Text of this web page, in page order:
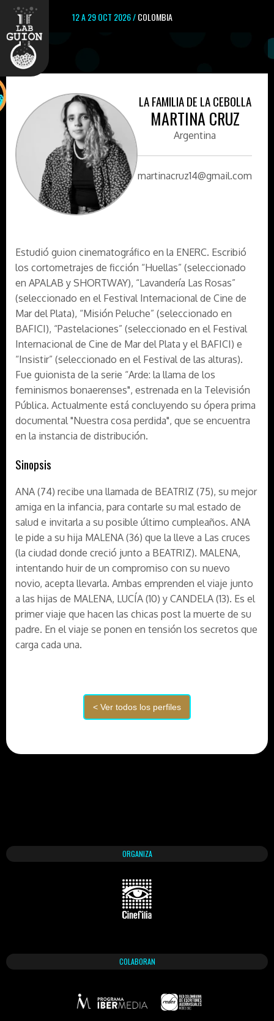
12 A 29 OCT 2026 /COLOMBIA
LA FAMILIA DE LA CEBOLLA
MARTINA CRUZ
Argentina
martinacruz14@gmail.com
Estudió guion cinematográfico en la ENERC. Escribió
los cortometrajes de ficción “Huellas” (seleccionado
en APALAB y SHORTWAY), “Lavandería Las Rosas”
(seleccionado en el Festival Internacional de Cine de
Mar del Plata), “Misión Peluche” (seleccionado en
BAFICI), “Pastelaciones” (seleccionado en el Festival
Internacional de Cine de Mar del Plata y el BAFICI) e
“Insistir” (seleccionado en el Festival de las alturas).
Fue guionista de la serie “Arde: la llama de los
feminismos bonaerenses", estrenada en la Televisión
Pública. Actualmente está concluyendo su ópera prima
documental "Nuestra cosa perdida", que se encuentra
en la instancia de distribución.
Sinopsis
ANA (74) recibe una llamada de BEATRIZ (75), su mejor
amiga en la infancia, para contarle su mal estado de
salud e invitarla a su posible último cumpleaños. ANA
le pide a su hija MALENA (36) que la lleve a Las cruces
(la ciudad donde creció junto a BEATRIZ). MALENA,
intentando huir de un compromiso con su nuevo
novio, acepta llevarla. Ambas emprenden el viaje junto
a las hijas de MALENA, LUCÍA (10) y CANDELA (13). Es el
primer viaje que hacen las chicas post la muerte de su
padre. En el viaje se ponen en tensión los secretos que
carga cada una.
ORGANIZA
COLABORAN